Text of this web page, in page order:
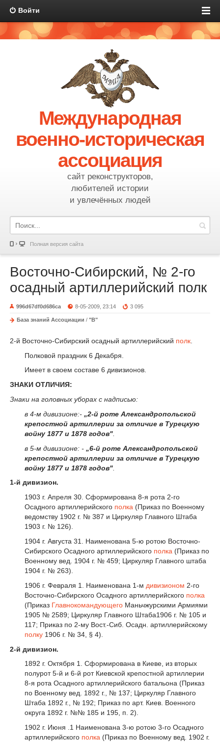
Войти
Международная
военно-историческая
ассоциация
сайт реконструкторов,
любителей истории
и увлечённых людей
Полная версия сайта
Восточно-Сибирский, № 2-го
осадный артиллерийский полк
996d67df0d686ca 8-05-2009, 23:14 3 095
База знаний Ассоциации / "В"
2-й Восточно-Сибирский осадный артиллерийский полк
Полковой праздник 6 Декабря.
Имеет в своем составе 6 дивизионов.
ЗНАКИ ОТЛИЧИЯ:
Знаки на головных уборах с надписью:
в 4-м дивизионе:- „2-й роте Александропольской
крепостной артиллерии за отличие в Турецкую
войну 1877 и 1878 годов"
в 5-м дивизионе: - „6-й роте Александропольской
крепостной артиллерии за отличие в Турецкую
войну 1877 и 1878 годов"
1-й дивизион.
1903 г. Апреля 30. Сформирована 8-я рота 2-го
Осадного артиллерийского полка (Приказ по Военному
ведомству 1902 г. № 387 и Циркуляр Главного Штаба
1903 г. № 126).
1904 г. Августа 31. Наименована 5-ю ротою Восточно-
Сибирского Осадного артиллерийского полка (Приказ по
Военному вед. 1904 г. № 459; Циркуляр Главного штаба
1904 г. № 263).
1906 г. Февраля 1. Наименована 1-м дивизионом 2-го
Восточно-Сибирского Осадного артиллерийского полка
(Приказ Главнокомандующего Маньчжурскими Армиями
1905 № 2589; Циркуляр Главного Штаба1906 г. № 105 и
117; Приказ по 2-му Вост.-Сиб. Осадн. артиллерийскому
полку 1906 г. № 34, § 4).
2-й дивизион.
1892 г. Октября 1. Сформирована в Киеве, из вторых
полурот 5-й и 6-й рот Киевской крепостной артиллерии
8-я рота Осадного артиллерийского батальона (Приказ
по Военному вед. 1892 г., № 137; Циркуляр Главного
Штаба 1892 г., № 192; Приказ по арт. Киев. Военного
округа 1892 г. №№ 185 и 195, п. 2).
1902 г. Июня .1 Наименована 3-ю ротою 3-го Осадного
артиллерийского полка (Приказ по Военному вед. 1902 г.